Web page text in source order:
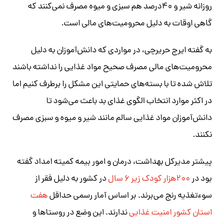
روزانه شیر و ۴۰درصد هم سبزی و میوه مصرف نمی‌کنند که
گاهی اوقات به دلیل محرومیت‌های مالی است.
به گفته ایرج حریرچی، در مواردی که دانش‌آموزان به دلیل
محرومیت‌های مالی مصرف صحیح مواد غذایی را نداشته باشند
تلاش شده تا با بسته‌های حمایتی این مشکل را برطرف کنیم اما
در اکثر موارد انتخاب الگوی غذای بد باعث می‌شود تا
دانش‌آموزان مواد غذایی سالم مانند شیر و میوه و سبزی مصرف
نکنند.
پیشتر مدیرکل بهداشت، درمان و امور بیمه کمیته امداد گفته
بود در
در کشور به دلیل فقر از
سوء‌تغذیه رنج می‌برند. بر اساس آمار رسمی حداقلهفت
استان کشور امنیت غذاییندارند. این وضع در روستاها و